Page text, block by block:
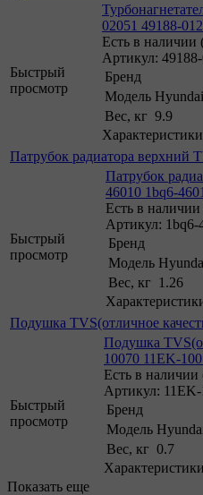
Быстрый
просмотр
02051 49188-
Есть в наличии
Артикул: 49188-
Бренд
Модель
Вес, кг 9.9
Характеристики
Патрубок радиатора верхний
Быстрый
просмотр
Патрубок
46010 1bq6-
Есть в
Артикул: 1bq6-
Бренд
Модель
Вес, кг
1.26
Подушка TVS(отличное
Быстрый
просмотр
Подушка
10070 11EK-
Есть в наличии
Артикул:
Бренд
Модель
Вес, кг 0.7
Характеристики
Показать еще